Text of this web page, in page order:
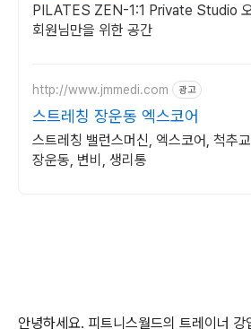
PILATES ZEN-1:1 Private Studio
회원님만을 위한 공간
http://www.jmmedi.com 광고
스트레칭 장운동 엑스코어
스트레칭 밸런스머신, 엑스코어, 척추교정,
장운동, 변비, 생리통
안녕하세요. 피트니스월드의 트레이너